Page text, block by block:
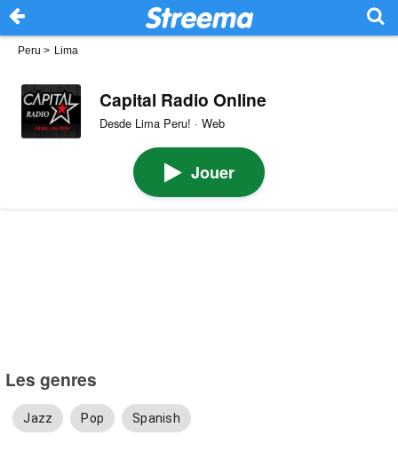
Peru > Lima
Capital Radio Online
Desde Lima Peru! · Web
Jouer
Les genres
Jazz Pop Spanish